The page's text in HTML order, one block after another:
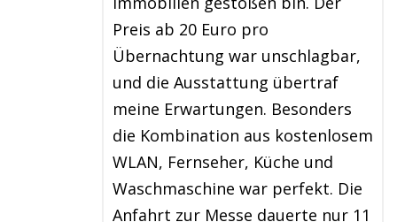
Preis ab 20 Euro pro
Übernachtung war unschlagbar,
und die Ausstattung übertraf
meine Erwartungen. Besonders
die Kombination aus kostenlosem
WLAN, Fernseher, Küche und
Waschmaschine war perfekt. Die
Anfahrt zur Messe dauerte nur 11